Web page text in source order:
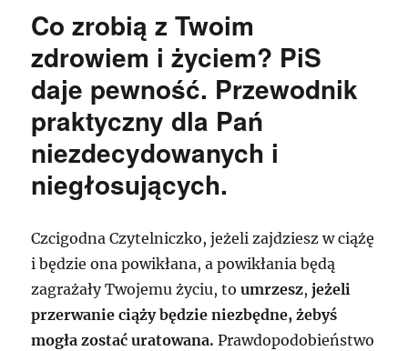
czytać
–
Co zrobią z Twoim
zdrowiem i życiem? PiS
daje pewność. Przewodnik
praktyczny dla Pań
niezdecydowanych i
niegłosujących.
Czcigodna Czytelniczko, jeżeli zajdziesz w ciążę
i będzie ona powikłana, a powikłania będą
zagrażały Twojemu życiu, toumrzesz,jeżeli
przerwanie ciąży będzie niezbędne, żebyś
mogła zostać uratowana. Prawdopodobieństwo